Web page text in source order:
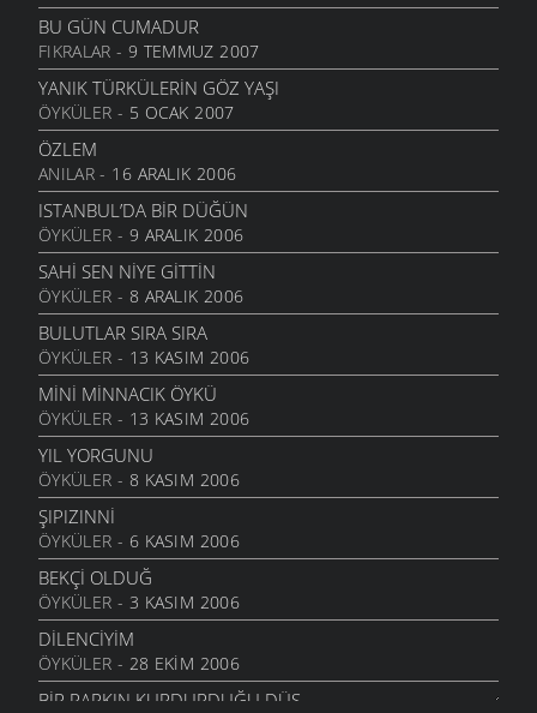
13 HAZIRAN 2006
ÇEKERIZ
2 HAZIRAN 2006
GURBET
25 MAYIS 2006
YOKSULLUK
24 MAYIS 2006
MEMLEKET HASRETI
24 MAYIS 2006
UMUT TRENI
16 MAYIS 2006
GÖÇSEL SÖYLEŞI
16 MAYIS 2006
MOR DÜŞLER
16 MAYIS 2006
BİR KADEH ŞARABA GİBİ
13 MAYIS 2006
SENI SEVMEKTEN KORKMUYORUM
5 MAYIS 2006
İSYAN EDIYOR
5 MAYIS 2006
BIR DIYARDAYIZ
5 MAYIS 2006
BU GÜN CUMADUR
FIKRALAR - 9 TEMMUZ 2007
YANIK TÜRKÜLERIN GÖZ YAŞI
ÖYKÜLER - 5 OCAK 2007
ÖZLEM
ANILAR- 16 ARALIK 2006
ISTANBUL’DA BIR DÜĞÜN
ÖYKÜLER - 9 ARALIK 2006
SAHI SEN NIYE GITTIN
ÖYKÜLER - 8 ARALIK 2006
BULUTLAR SIRA SIRA
ÖYKÜLER - 13 KASIM 2006
MINI MINNACIK ÖYKÜ
ÖYKÜLER - 13 KASIM 2006
YIL YORGUNU
ÖYKÜLER - 8 KASIM 2006
ŞIPIZINNI
ÖYKÜLER - 6 KASIM 2006
BEKÇI OLDUĞ
ÖYKÜLER - 3 KASIM 2006
DİLENCİYİM
ÖYKÜLER - 28 EKIM 2006
BIR PARKIN KURDURDUĞU DÜŞ